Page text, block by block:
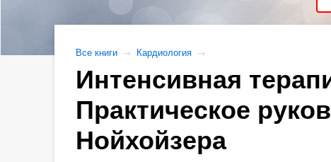
Все книги → Кардиология →
Интенсивная
Практическое
Нойхойзера